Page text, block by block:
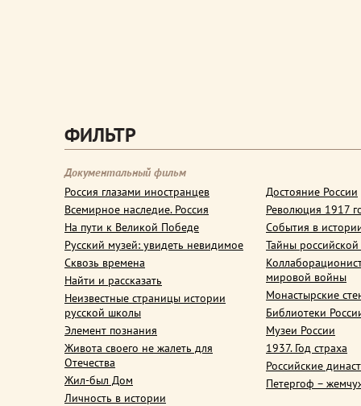
ФИЛЬТР
Документальный фильм
Россия глазами иностранцев
Всемирное наследие. Россия
На пути к Великой Победе
Русский музей: увидеть невидимое
Сквозь времена
Найти и рассказать
Неизвестные страницы истории
русской школы
Элемент познания
Живота своего не жалеть для
Отечества
Жил-был Дом
Личность в истории
Достояние России
Революция 1917
События в
Тайны
мировой войны
Монастырские
Библиотеки
Музеи России
1937. Год страха
Российские
Петергоф –